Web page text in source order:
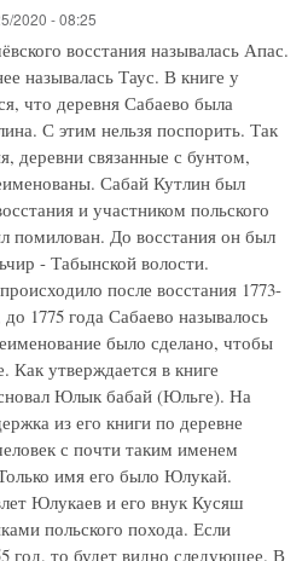
2020 - 08:25
восстания называлась Апас.
называлась Таус. В книге у
что деревня Сабаево была
С этим нельзя поспорить. Так
деревни связанные с бунтом,
Сабай Кутлин был
и участником польского
помилован. До восстания он был
- Табынской волости.
после восстания 1773-
1775 года Сабаево называлось
было сделано, чтобы
Как утверждается в книге
Юлык бабай (Юльге). На
из его книги по деревне
с почти таким именем
имя его было Юлукай.
Юлукаев и его внук Кусяш
польского похода. Если
год, то будет видно следующее. В